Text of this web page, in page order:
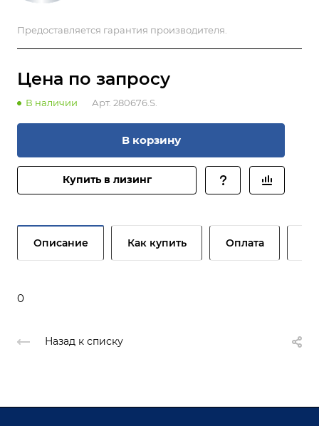
Предоставляется гарантия производителя.
Цена по запросу
В наличии Арт. 280676.S.
В корзину
Купить в лизинг
Описание Как купить Оплата
0
Назад к списку